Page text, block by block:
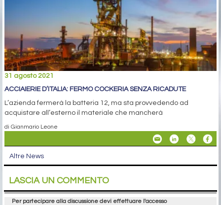
31 agosto 2021
ACCIAIERIE D’ITALIA: FERMO COCKERIA SENZA RICADUTE
L’azienda fermerà la batteria 12, ma sta provvedendo ad
acquistare all’esterno il materiale che mancherà
di Gianmario Leone
Altre News
LASCIA UN COMMENTO
Per partecipare alla discussione devi effettuare l'accesso